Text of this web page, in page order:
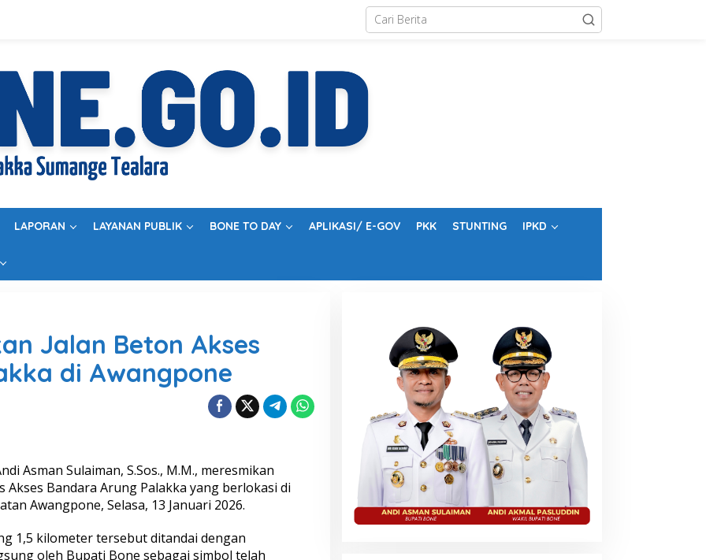
LAPORAN LAYANAN PUBLIK BONE TO DAY APLIKASI/ E-GOV PKK STUNTING IPKD
Jalan Beton Akses
di Awangpone
Asman Sulaiman, S.Sos., M.M., meresmikan
Akses Bandara Arung Palakka yang berlokasi di
Awangpone, Selasa, 13 Januari 2026.
1,5 kilometer tersebut ditandai dengan
oleh Bupati Bone sebagai simbol telah